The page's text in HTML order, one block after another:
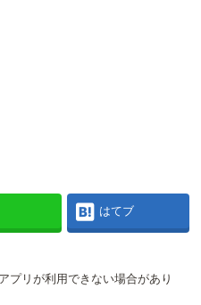
はてブ
プリが利用できない場合があり